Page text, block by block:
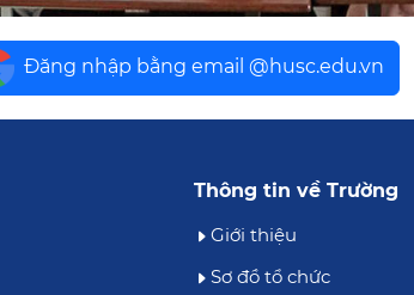
Đăng nhập bằng email @husc.edu.vn
Thông tin về Trường
Giới thiệu
Sơ đồ tổ chức